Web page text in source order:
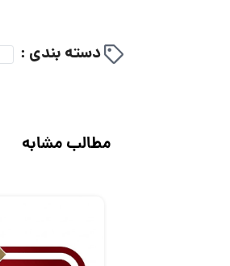
دسته بندی :
مطالب مشابه